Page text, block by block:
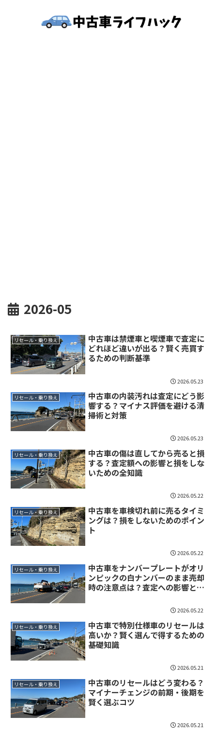
2026-05
リセール・乗り換え
中古車は禁煙車と喫煙車で査定に
どれほど違いが出る？賢く売買す
るための判断基準
2026.05.23
リセール・乗り換え
中古車の内装汚れは査定にどう影
響する？マイナス評価を避ける清
掃術と対策
2026.05.23
リセール・乗り換え
中古車の傷は直してから売ると損
する？査定額への影響と損をしな
いための全知識
2026.05.22
リセール・乗り換え
中古車を車検切れ前に売るタイミ
ングは？損をしないためのポイン
ト
2026.05.22
リセール・乗り換え
中古車をナンバープレートがオリ
ンピックの白ナンバーのまま売却
時の注意点は？査定への影響と記
2026.05.22
リセール・乗り換え
中古車で特別仕様車のリセールは
高いか？賢く選んで得するための
基礎知識
2026.05.21
リセール・乗り換え
中古車のリセールはどう変わる？
マイナーチェンジの前期・後期を
賢く選ぶコツ
2026.05.21